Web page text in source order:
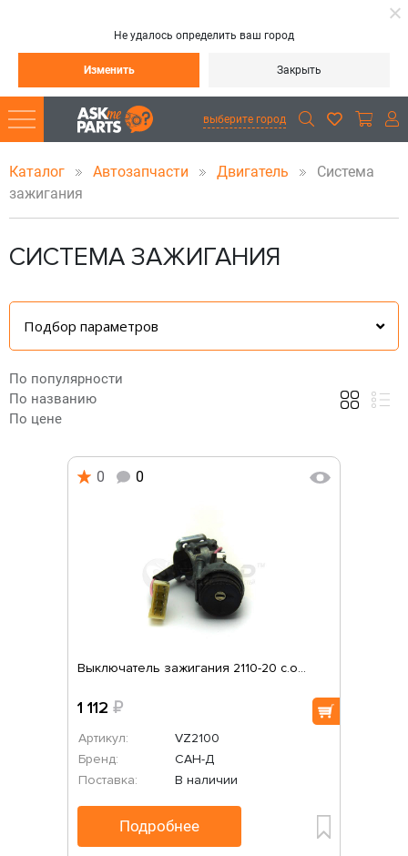
Не удалось определить ваш город
Изменить Закрыть
выберите город
Каталог Автозапчасти Двигатель
Система
зажигания
СИСТЕМА ЗАЖИГАНИЯ
Подбор параметров
По популярности
По названию
По цене
0 0
Выключатель зажигания 2110-20 с.о...
1 112 ₽
Артикул:
VZ2100
Бренд:
САН-Д
Поставка:
В наличии
Подробнее